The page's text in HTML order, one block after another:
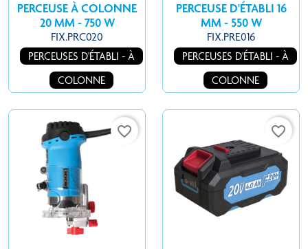
PERCEUSE À COLONNE
20 MM - 750 W
FIX.PRC020
PERCEUSES D'ÉTABLI - À
COLONNE
PERCEUSE D'ÉTABLI 16
MM - 550 W
FIX.PRE016
PERCEUSES D'ÉTABLI - À
COLONNE
favorite_border favorite_border